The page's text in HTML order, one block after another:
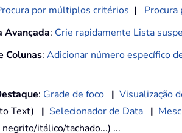
por múltiplos critérios |
Avançada: Crie rapidamente Lista
Colunas: Adicionar número específico
: Grade de foco | Visualização
Text) | Selecionador de Data |
itálico/tachado...) ...